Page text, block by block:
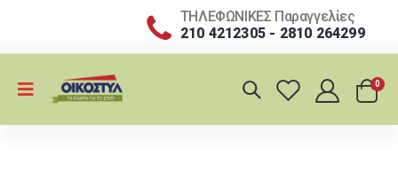
ΤΗΛΕΦΩΝΙΚΕΣ Παραγγελίες
210 4212305 - 2810 264299
0